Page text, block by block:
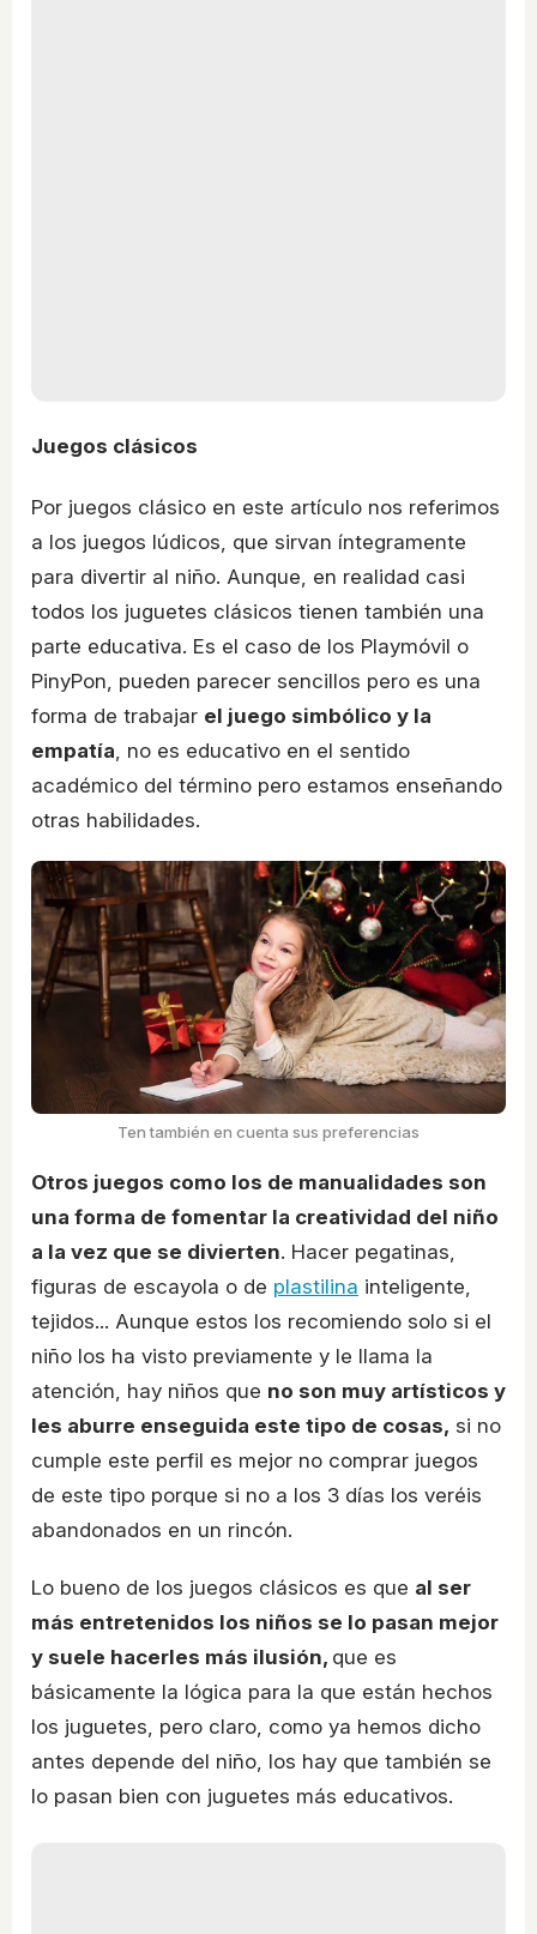
Juegos clásicos
Por juegos clásico en este artículo nos referimos
a los juegos lúdicos, que sirvan íntegramente
para divertir al niño. Aunque, en realidad casi
todos los juguetes clásicos tienen también una
parte educativa. Es el caso de los Playmóvil o
PinyPon, pueden parecer sencillos pero es una
forma de trabajar el juego simbólico y la
empatía, no es educativo en el sentido
académico del término pero estamos enseñando
otras habilidades.
Ten también en cuenta sus preferencias
Otros juegos como los de manualidades son
una forma de fomentar la creatividad del niño
a la vez que se divierten. Hacer pegatinas,
figuras de escayola o de plastilina inteligente,
tejidos... Aunque estos los recomiendo solo si el
niño los ha visto previamente y le llama la
atención, hay niños que no son muy artísticos y
les aburre enseguida este tipo de cosas, si no
cumple este perfil es mejor no comprar juegos
de este tipo porque si no a los 3 días los veréis
abandonados en un rincón.
Lo bueno de los juegos clásicos es que al ser
más entretenidos los niños se lo pasan mejor
y suele hacerles más ilusión, que es
básicamente la lógica para la que están hechos
los juguetes, pero claro, como ya hemos dicho
antes depende del niño, los hay que también se
lo pasan bien con juguetes más educativos.